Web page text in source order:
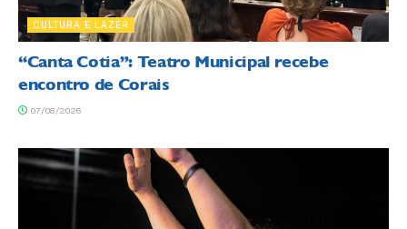
CULTURA E LAZER
“Canta Cotia”: Teatro Municipal recebe
encontro de Corais
07/08/2026